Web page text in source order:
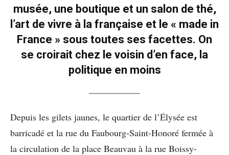
musée, une boutique et un salon de thé,
l’art de vivre à la française et le « made in
France » sous toutes ses facettes. On
se croirait chez le voisin d’en face, la
politique en moins
Depuis les gilets jaunes, le quartier de l’Élysée est
barricadé et la rue du Faubourg-Saint-Honoré fermée à
la circulation de la place Beauvau à la rue Boissy-